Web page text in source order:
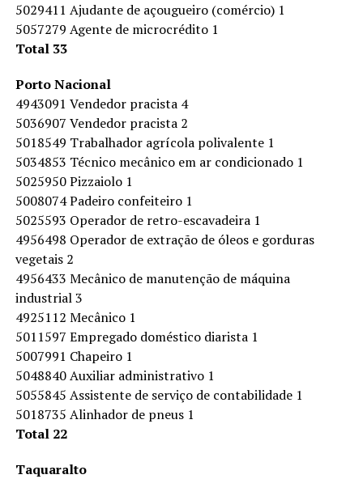
5029411 Ajudante de açougueiro (comércio) 1
5057279 Agente de microcrédito 1
Total 33
Porto Nacional
4943091 Vendedor pracista 4
5036907 Vendedor pracista 2
5018549 Trabalhador agrícola polivalente 1
5034853 Técnico mecânico em ar condicionado 1
5025950 Pizzaiolo 1
5008074 Padeiro confeiteiro 1
5025593 Operador de retro-escavadeira 1
4956498 Operador de extração de óleos e gorduras
vegetais 2
4956433 Mecânico de manutenção de máquina
industrial 3
4925112 Mecânico 1
5011597 Empregado doméstico diarista 1
5007991 Chapeiro 1
5048840 Auxiliar administrativo 1
5055845 Assistente de serviço de contabilidade 1
5018735 Alinhador de pneus 1
Total 22
Taquaralto